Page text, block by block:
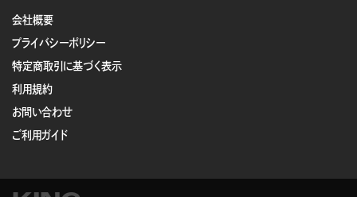
会社概要
プライバシーポリシー
特定商取引に基づく表示
利用規約
お問い合わせ
ご利用ガイド